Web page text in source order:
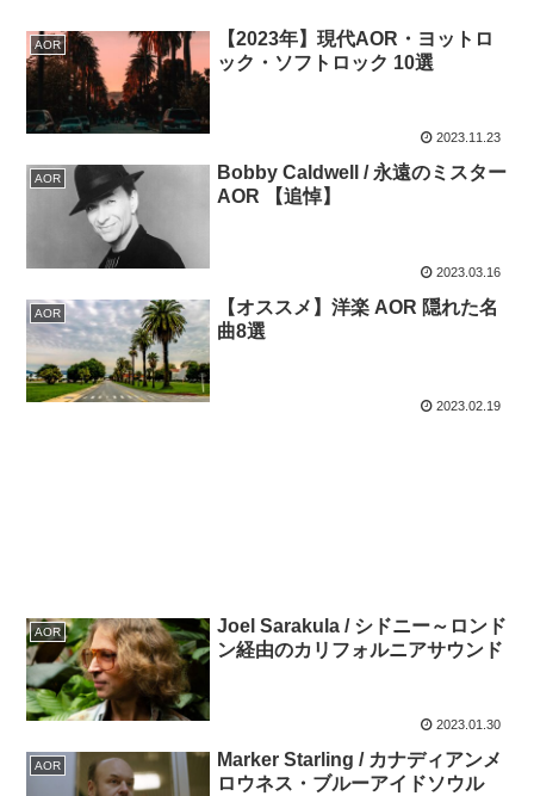
AOR
【2023年】現代AOR・ヨットロ
ック・ソフトロック 10選
2023.11.23
AOR
Bobby Caldwell / 永遠のミスター
AOR 【追悼】
2023.03.16
AOR
【オススメ】洋楽 AOR 隠れた名
曲8選
2023.02.19
AOR
Joel Sarakula / シドニー～ロンド
ン経由のカリフォルニアサウンド
2023.01.30
AOR
Marker Starling / カナディアンメ
ロウネス・ブルーアイドソウル